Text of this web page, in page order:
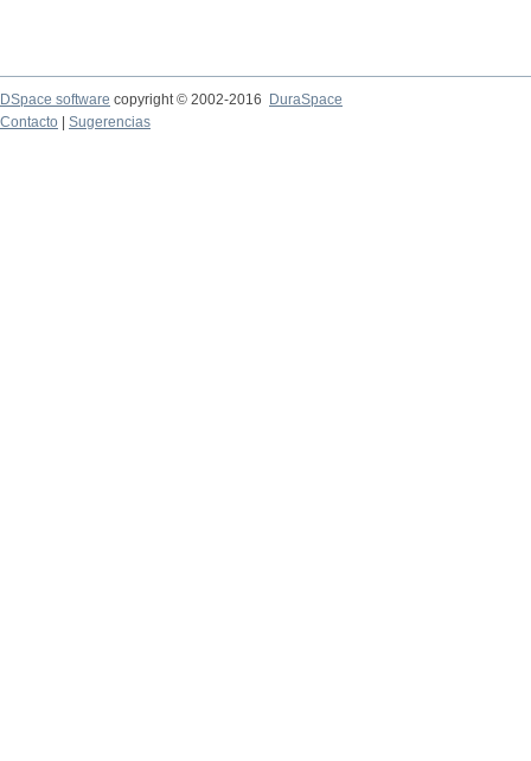
DSpace software copyright © 2002-2016
DuraSpace
Contacto
Sugerencias